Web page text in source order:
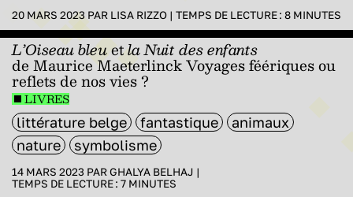
20 MARS 2023 PAR LISA RIZZO | TEMPS DE LECTURE : 8 MINUTES
L’Oiseau bleuetla Nuit des enfants
de Maurice Maeterlinck Voyages féériques ou
reflets de nos vies ?
LIVRES
littérature belge fantastique
animaux
nature
symbolisme
14 MARS 2023 PARGHALYA BELHAJ |
TEMPS DE LECTURE : 7 MINUTES